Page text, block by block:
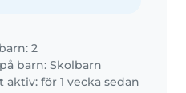
2
barn:Skolbarn
aktiv: för 1 vecka sedan